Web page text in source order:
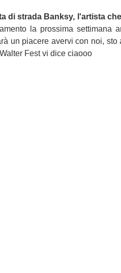
di strada Banksy, l'artista
la prossima settimana
un piacere avervi con noi, sto
Fest vi dice ciaooo